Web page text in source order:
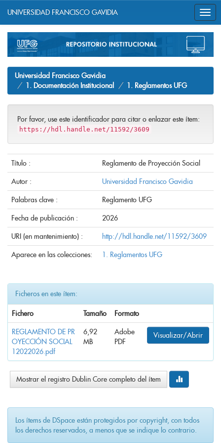
navigation
UNIVERSIDAD FRANCISCO GAVIDIA
Universidad Francisco Gavidia
1. Documentación Institucional
1. Reglamentos UFG
Por favor, use este identificador para citar o enlazar este ítem:
https://hdl.handle.net/11592/3609
Título : Reglamento de Proyección Social
Autor : Universidad Francisco Gavidia
Palabras clave : Reglamento UFG
Fecha de publicación : 2026
URI (en mantenimiento) : http://hdl.handle.net/11592/3609
Aparece en las colecciones: 1. Reglamentos UFG
Ficheros en este ítem:
Fichero Tamaño Formato
REGLAMENTO DE PR
OYECCIÓN SOCIAL
12022026.pdf
6,92
MB
Adobe
PDF
Visualizar/Abrir
Mostrar el registro Dublin Core completo del ítem
Los ítems de DSpace están protegidos por copyright, con todos
los derechos reservados, a menos que se indique lo contrario.